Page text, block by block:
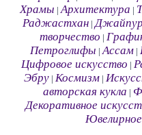
Храмы |Архитектура
Раджастхан|Джайпур
творчество
Петроглифы |Ассам|
Цифровое искусство
Эбру |Космизм |
авторская кукла
Декоративное